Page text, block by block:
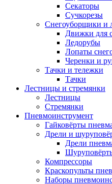
Секаторы
Сучкорезы
Снегоуборщики и
Движки для
Ледорубы
Лопаты
Черенки и
Тачки и тележки
Тачки
Лестницы и стремянки
Лестницы
Стремянки
Пневмоинструмент
Гайковёрты
Дрели и
Дрели
Компрессоры
Краскопульты
Наборы